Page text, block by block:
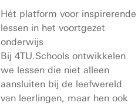
Hét platform voor inspirerende
lessen in het voortgezet
onderwijs
Bij 4TU.Schools ontwikkelen
we lessen die niet alleen
aansluiten bij de leefwereld
van leerlingen, maar hen ook